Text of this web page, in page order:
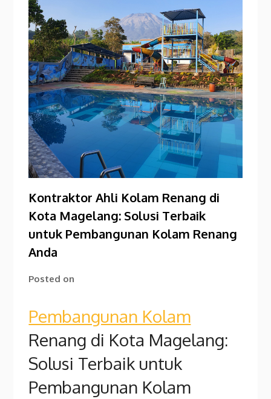
Kontraktor Ahli Kolam Renang di
Kota Magelang: Solusi Terbaik
untuk Pembangunan Kolam Renang
Anda
Posted on
Pembangunan Kolam
Renang di Kota Magelang:
Solusi Terbaik untuk
Pembangunan Kolam